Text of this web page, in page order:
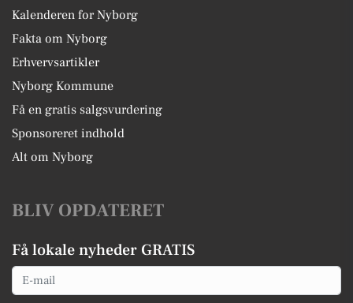
Kalenderen for Nyborg
Fakta om Nyborg
Erhvervsartikler
Nyborg Kommune
Få en gratis salgsvurdering
Sponsoreret indhold
Alt om Nyborg
BLIV OPDATERET
Få lokale nyheder GRATIS
Email